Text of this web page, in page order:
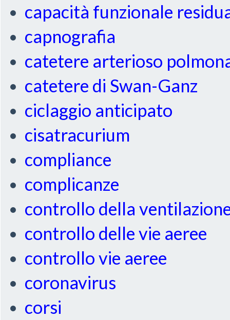
capacità funzionale
capnografia
catetere arterioso
catetere di Swan-Ganz
ciclaggio anticipato
cisatracurium
compliance
complicanze
controllo della
controllo delle vie aeree
controllo vie aeree
coronavirus
corsi